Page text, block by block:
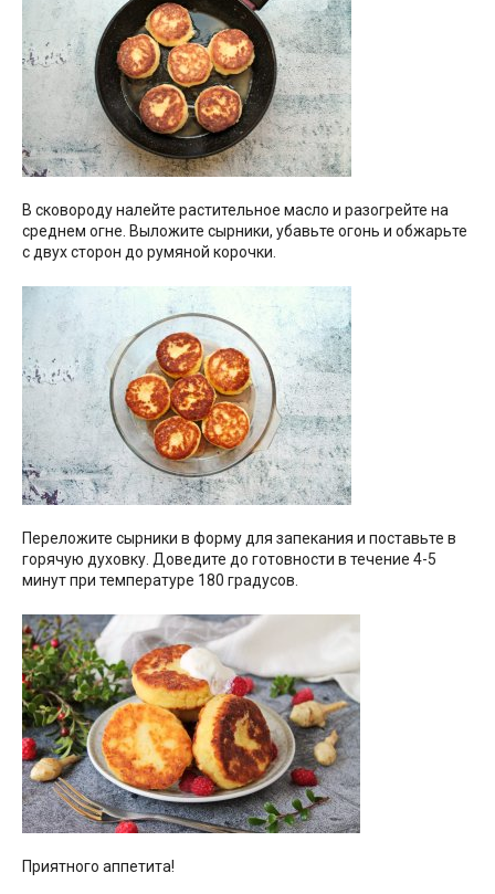
В сковороду налейте растительное масло и разогрейте на
среднем огне. Выложите сырники, убавьте огонь и обжарьте
с двух сторон до румяной корочки.
Переложите сырники в форму для запекания и поставьте в
горячую духовку. Доведите до готовности в течение 4-5
минут при температуре 180 градусов.
Приятного аппетита!